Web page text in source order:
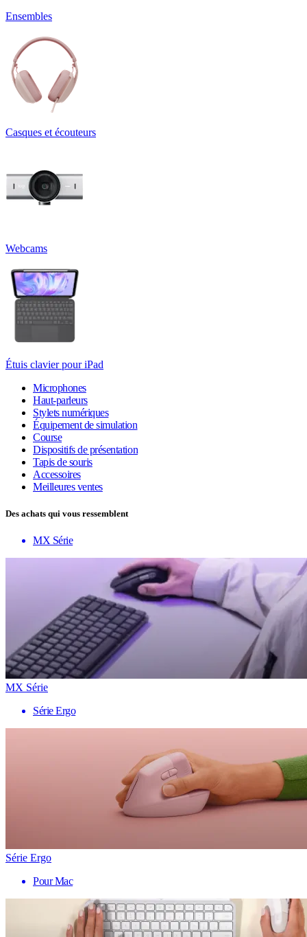
Ensembles
Casques et écouteurs
Webcams
Étuis clavier pour iPad
Microphones
Haut-parleurs
Stylets numériques
Équipement de simulation
Course
Dispositifs de présentation
Tapis de souris
Accessoires
Meilleures ventes
Des achats qui vous ressemblent
MX Série
MX Série
Série Ergo
Série Ergo
Pour Mac